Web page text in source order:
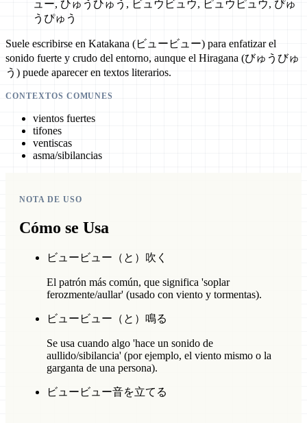
ュー, ひゅうひゅう, ビュウビュウ, ピュウピュウ, ぴゅ
うぴゅう
Suele escribirse en Katakana (ビュービュー) para enfatizar el
sonido fuerte y crudo del entorno, aunque el Hiragana (びゅうびゅ
う) puede aparecer en textos literarios.
CONTEXTOS COMUNES
vientos fuertes
tifones
ventiscas
asma/sibilancias
NOTA DE USO
Cómo se Usa
ビュービュー（と）吹く
El patrón más común, que significa 'soplar
ferozmente/aullar' (usado con viento y tormentas).
ビュービュー（と）鳴る
Se usa cuando algo 'hace un sonido de
aullido/sibilancia' (por ejemplo, el viento mismo o la
garganta de una persona).
ビュービュー音を立てる